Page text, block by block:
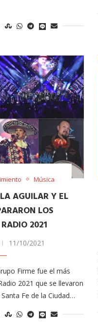
Música
AGUILAR Y EL
LOS
2021
11/10/2021
Firme fue el más
2021 que se llevaron
Fe de la Ciudad…